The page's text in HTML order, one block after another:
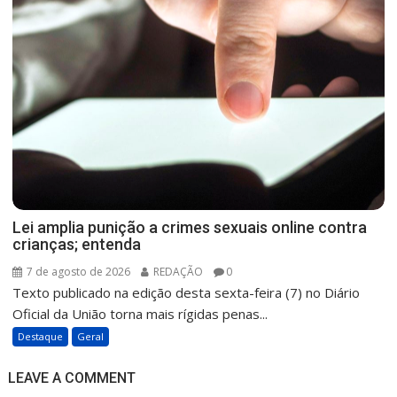
Lei amplia punição a crimes sexuais online contra
crianças; entenda
7 de agosto de 2026 REDAÇÃO 0
Texto publicado na edição desta sexta-feira (7) no Diário
Oficial da União torna mais rígidas penas...
Destaque Geral
LEAVE A COMMENT